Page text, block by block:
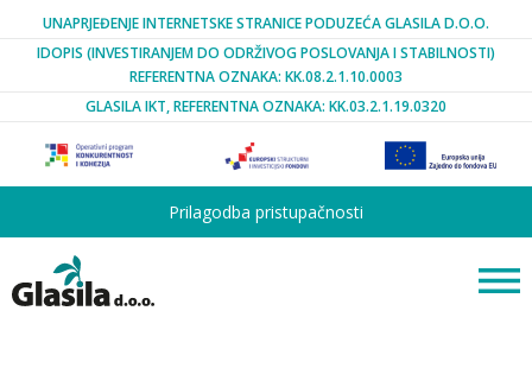
UNAPRJEĐENJE INTERNETSKE STRANICE PODUZEĆA GLASILA D.O.O.
IDOPIS (INVESTIRANJEM DO ODRŽIVOG POSLOVANJA I STABILNOSTI)
REFERENTNA OZNAKA: KK.08.2.1.10.0003
GLASILA IKT, REFERENTNA OZNAKA: KK.03.2.1.19.0320
Prilagodba pristupačnosti